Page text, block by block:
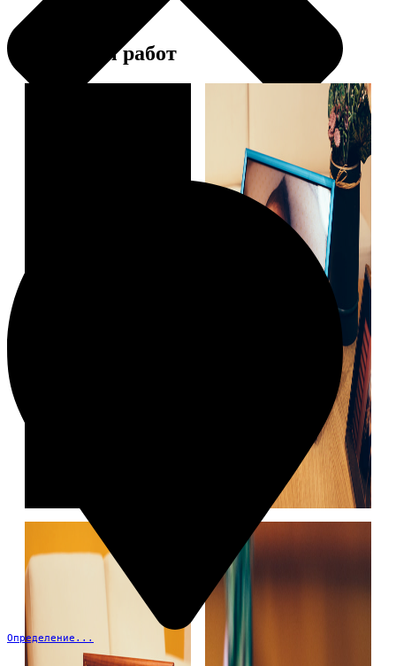
Определение...
Примеры работ